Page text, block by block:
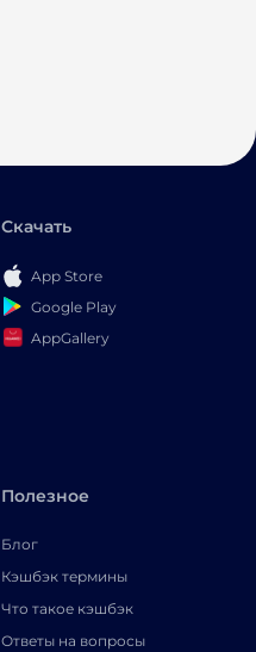
Скачать
App Store
Google Play
AppGallery
Полезное
Блог
Кэшбэк термины
Что такое кэшбэк
Ответы на вопросы